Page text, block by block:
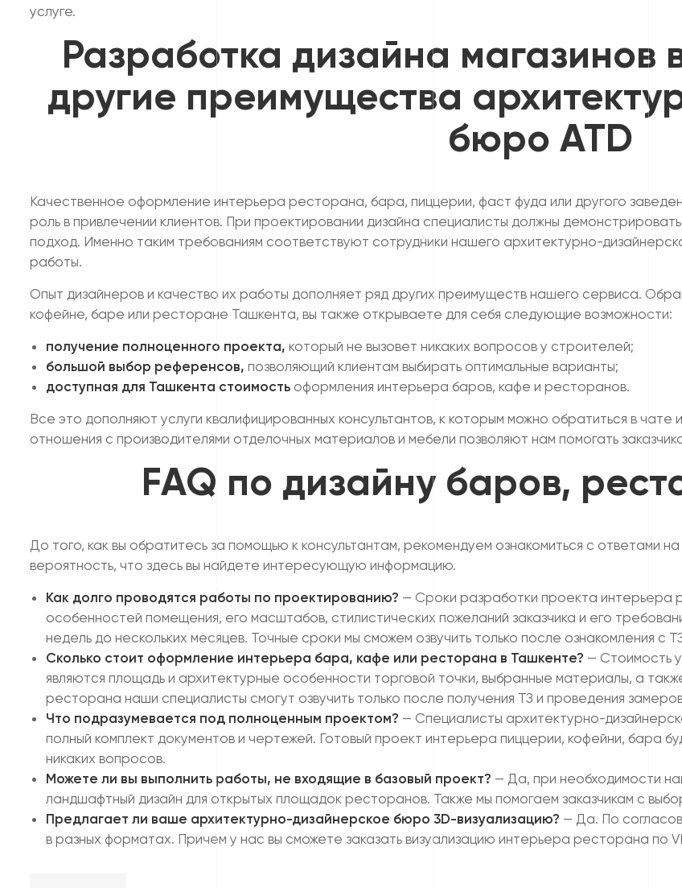
услуге.
Разработка дизайна магазинов
другие преимущества
бюро ATD
Качественное оформление интерьера ресторана, бара, пиццерии, фаст фуда или другого
роль в привлечении клиентов. При проектировании дизайна специалисты должны
подход. Именно таким требованиям соответствуют сотрудники нашего архитектурно-
работы.
Опыт дизайнеров и качество их работы дополняет ряд других преимуществ нашего сервиса.
кофейне, баре или ресторане Ташкента, вы также открываете для себя следующие возможности:
получение полноценного проекта, который не вызовет никаких вопросов у строителей;
большой выбор референсов, позволяющий клиентам выбирать оптимальные варианты;
доступная для Ташкента стоимость оформления интерьера баров, кафе и ресторанов.
Все это дополняют услуги квалифицированных консультантов, к которым можно обратиться в
отношения с производителями отделочных материалов и мебели позволяют нам помогать
FAQ по дизайну баров,
До того, как вы обратитесь за помощью к консультантам, рекомендуем ознакомиться с ответами
вероятность, что здесь вы найдете интересующую информацию.
Как долго проводятся работы по проектированию? — Сроки разработки проекта интерьера
особенностей помещения, его масштабов, стилистических пожеланий заказчика и его
недель до нескольких месяцев. Точные сроки мы сможем озвучить только после ознакомления с
Сколько стоит оформление интерьера бара, кафе или ресторана в Ташкенте? — Стоимость
являются площадь и архитектурные особенности торговой точки, выбранные материалы, а
ресторана наши специалисты смогут озвучить только после получения ТЗ и проведения
Что подразумевается под полноценным проектом? — Специалисты архитектурно-
полный комплект документов и чертежей. Готовый проект интерьера пиццерии, кофейни, бара
никаких вопросов.
Можете ли вы выполнить работы, не входящие в базовый проект? — Да, при необходимости
ландшафтный дизайн для открытых площадок ресторанов. Также мы помогаем заказчикам с
Предлагает ли ваше архитектурно-дизайнерское бюро 3D-визуализацию? — Да. По
в разных форматах. Причем у нас вы сможете заказать визуализацию интерьера ресторана по